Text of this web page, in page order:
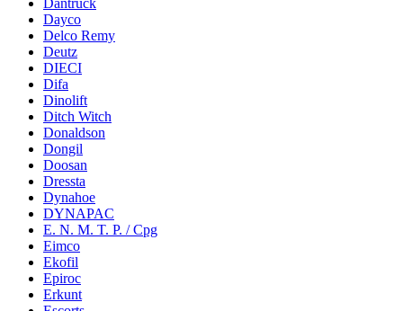
Dantruck
Dayco
Delco Remy
Deutz
DIECI
Difa
Dinolift
Ditch Witch
Donaldson
Dongil
Doosan
Dressta
Dynahoe
DYNAPAC
E. N. M. T. P. / Cpg
Eimco
Ekofil
Epiroc
Erkunt